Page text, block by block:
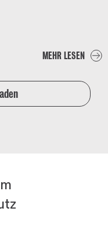
MEHR LESEN